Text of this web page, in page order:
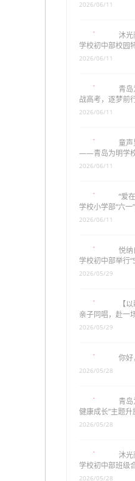
2026/06/11
沐
学校初中部校园
2026/06/11
青
战高考，逐梦前
2026/06/11
童声
——青岛为明学
2026/06/11
“爱
学校小学部“六一
2026/06/11
悦
学校初中部举行
2026/05/29
【
亲子同唱，赴一
2026/05/29
你好
2026/05/28
青
健康成长”主题升
2026/05/28
沐
学校初中部班级
2026/05/28